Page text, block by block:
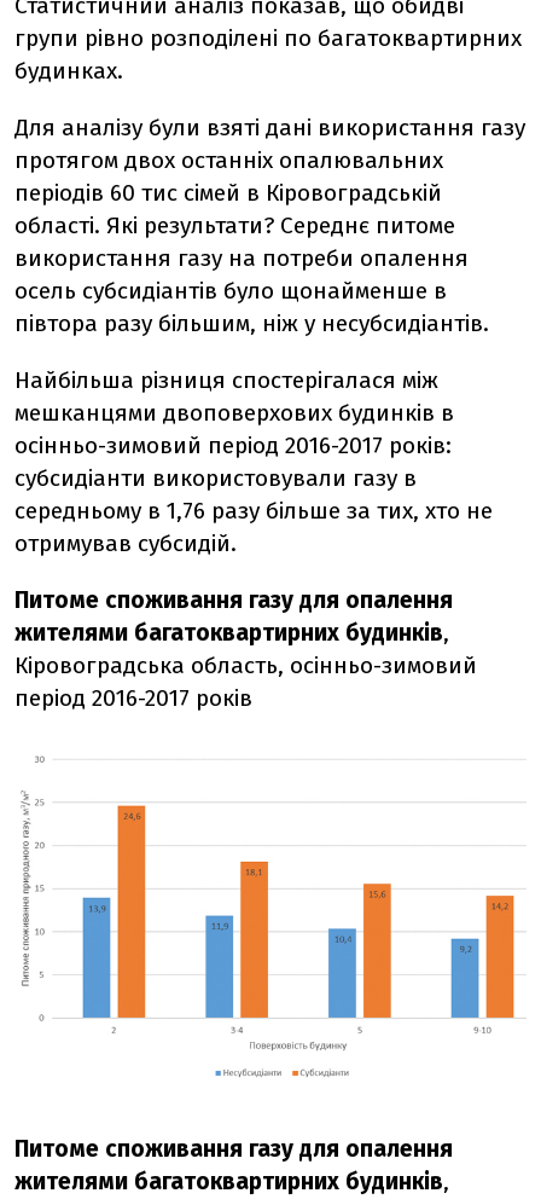
Статистичний аналіз показав, що обидві
групи рівно розподілені по багатоквартирних
будинках.
Для аналізу були взяті дані використання газу
протягом двох останніх опалювальних
періодів 60 тис сімей в Кіровоградській
області. Які результати? Середнє питоме
використання газу на потреби опалення
осель субсидіантів було щонайменше в
півтора разу більшим, ніж у несубсидіантів.
Найбільша різниця спостерігалася між
мешканцями двоповерхових будинків в
осінньо-зимовий період 2016-2017 років:
субсидіанти використовували газу в
середньому в 1,76 разу більше за тих, хто не
отримував субсидій.
Питоме споживання газу для опалення
жителями багатоквартирних будинків,
Кіровоградська область, осінньо-зимовий
період 2016-2017 років
Питоме споживання газу для опалення
жителями багатоквартирних будинків,